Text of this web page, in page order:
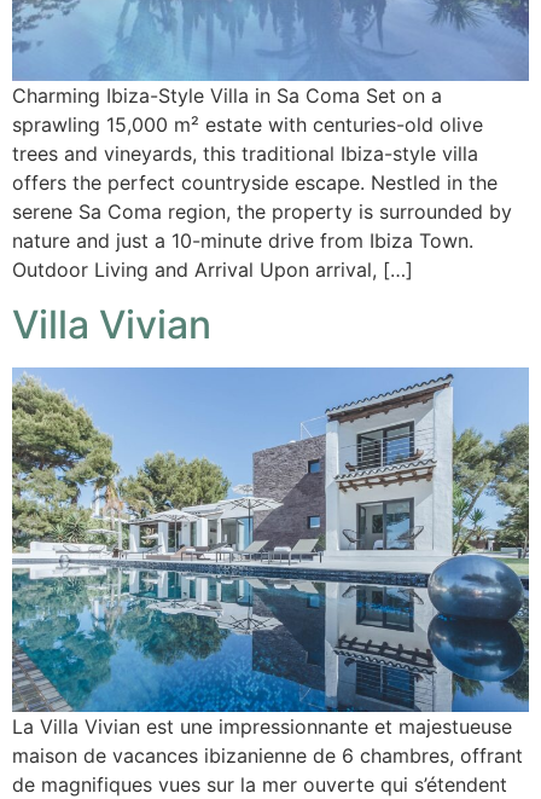
Charming Ibiza-Style Villa in Sa Coma Set on a
sprawling 15,000 m² estate with centuries-old olive
trees and vineyards, this traditional Ibiza-style villa
offers the perfect countryside escape. Nestled in the
serene Sa Coma region, the property is surrounded by
nature and just a 10-minute drive from Ibiza Town.
Outdoor Living and Arrival Upon arrival, […]
Villa Vivian
La Villa Vivian est une impressionnante et majestueuse
maison de vacances ibizanienne de 6 chambres, offrant
de magnifiques vues sur la mer ouverte qui s’étendent